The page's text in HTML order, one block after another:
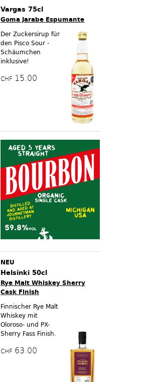
Vargas 75cl
Goma Jarabe Espumante
Der Zuckersirup für
den Pisco Sour -
Schäumchen
inklusive!
CHF 15.00
NEU
Helsinki 50cl
Rye Malt Whiskey Sherry
Cask Finish
Finnischer Rye Malt
Whiskey mit
Oloroso- und PX-
Sherry Fass Finish.
CHF 63.00